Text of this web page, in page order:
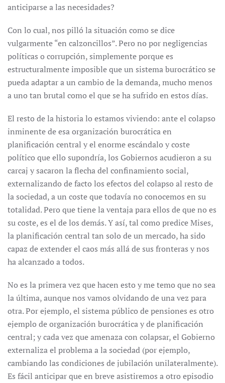
anticiparse a las necesidades?
Con lo cual, nos pilló la situación como se dice
vulgarmente “en calzoncillos”. Pero no por negligencias
políticas o corrupción, simplemente porque es
estructuralmente imposible que un sistema burocrático se
pueda adaptar a un cambio de la demanda, mucho menos
a uno tan brutal como el que se ha sufrido en estos días.
El resto de la historia lo estamos viviendo: ante el colapso
inminente de esa organización burocrática en
planificación central y el enorme escándalo y coste
político que ello supondría, los Gobiernos acudieron a su
carcaj y sacaron la flecha del confinamiento social,
externalizando de facto los efectos del colapso al resto de
la sociedad, a un coste que todavía no conocemos en su
totalidad. Pero que tiene la ventaja para ellos de que no es
su coste, es el de los demás. Y así, tal como predice Mises,
la planificación central tan solo de un mercado, ha sido
capaz de extender el caos más allá de sus fronteras y nos
ha alcanzado a todos.
No es la primera vez que hacen esto y me temo que no sea
la última, aunque nos vamos olvidando de una vez para
otra. Por ejemplo, el sistema público de pensiones es otro
ejemplo de organización burocrática y de planificación
central; y cada vez que amenaza con colapsar, el Gobierno
externaliza el problema a la sociedad (por ejemplo,
cambiando las condiciones de jubilación unilateralmente).
Es fácil anticipar que en breve asistiremos a otro episodio